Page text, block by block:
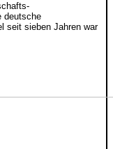
deutsche
seit sieben Jahren war